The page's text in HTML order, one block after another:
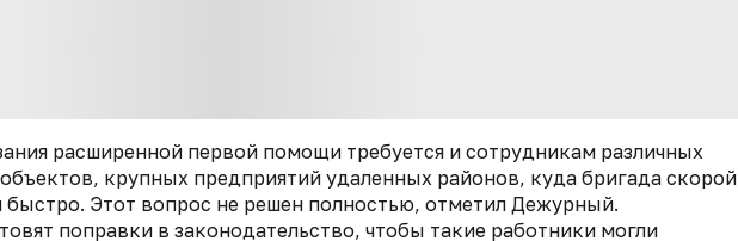
расширенной первой помощи требуется и сотрудникам различных
крупных предприятий удаленных районов, куда бригада скорой
Этот вопрос не решен полностью, отметил Дежурный.
поправки в законодательство, чтобы такие работники могли